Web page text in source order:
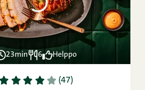
23min 6 Helppo
1 2 3 4 5 (47)